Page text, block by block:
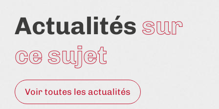
Actualités sur
ce sujet
Voir toutes les actualités